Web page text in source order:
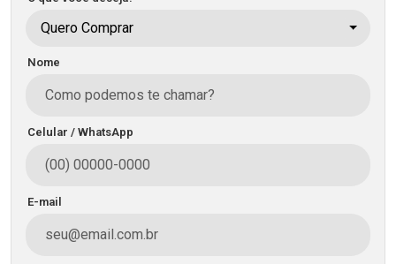
Quero Comprar
Nome
Celular / WhatsApp
E-mail